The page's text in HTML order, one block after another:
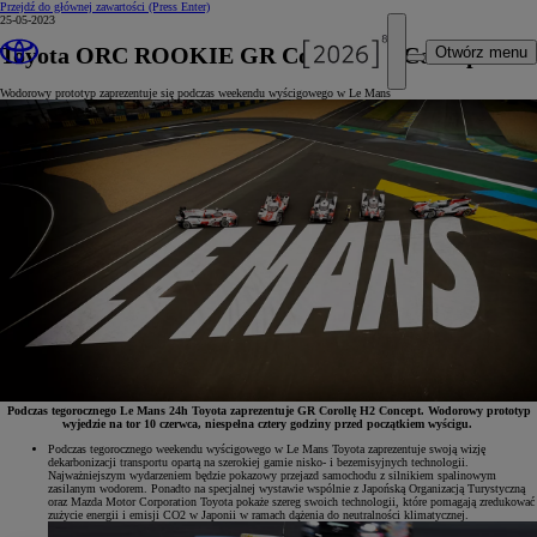
Przejdź do głównej zawartości (Press Enter)
Otwórz menu
25-05-2023
Toyota ORC ROOKIE GR Corolla H2 Concept
Wodorowy prototyp zaprezentuje się podczas weekendu wyścigowego w Le Mans
Podczas tegorocznego Le Mans 24h Toyota zaprezentuje GR Corollę H2 Concept. Wodorowy prototyp
wyjedzie na tor 10 czerwca, niespełna cztery godziny przed początkiem wyścigu.
Podczas tegorocznego weekendu wyścigowego w Le Mans Toyota zaprezentuje swoją wizję
dekarbonizacji transportu opartą na szerokiej gamie nisko- i bezemisyjnych technologii.
Najważniejszym wydarzeniem będzie pokazowy przejazd samochodu z silnikiem spalinowym
zasilanym wodorem. Ponadto na specjalnej wystawie wspólnie z Japońską Organizacją Turystyczną
oraz Mazda Motor Corporation Toyota pokaże szereg swoich technologii, które pomagają zredukować
zużycie energii i emisji CO2 w Japonii w ramach dążenia do neutralności klimatycznej.